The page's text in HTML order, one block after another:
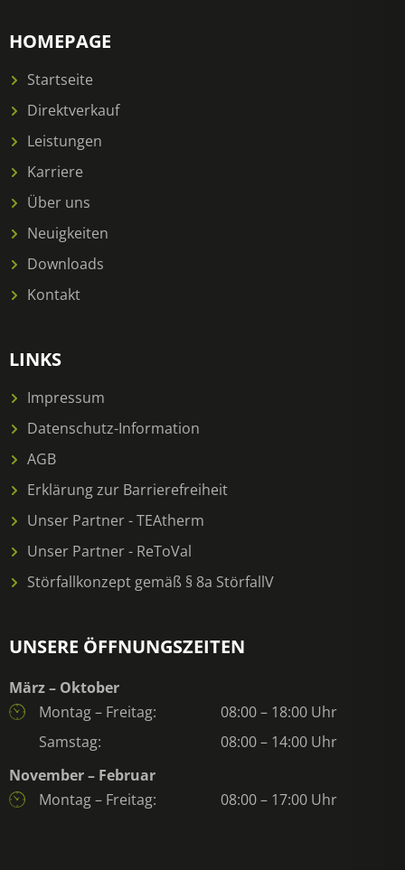
HOMEPAGE
Startseite
Direktverkauf
Leistungen
Karriere
Über uns
Neuigkeiten
Downloads
Kontakt
LINKS
Impressum
Datenschutz-Information
AGB
Erklärung zur Barrierefreiheit
Unser Partner - TEAtherm
Unser Partner - ReToVal
Störfallkonzept gemäß § 8a StörfallV
UNSERE ÖFFNUNGSZEITEN
März – Oktober
Montag – Freitag:
08:00 – 18:00 Uhr
Samstag:
08:00 – 14:00 Uhr
November – Februar
Montag – Freitag:
08:00 – 17:00 Uhr